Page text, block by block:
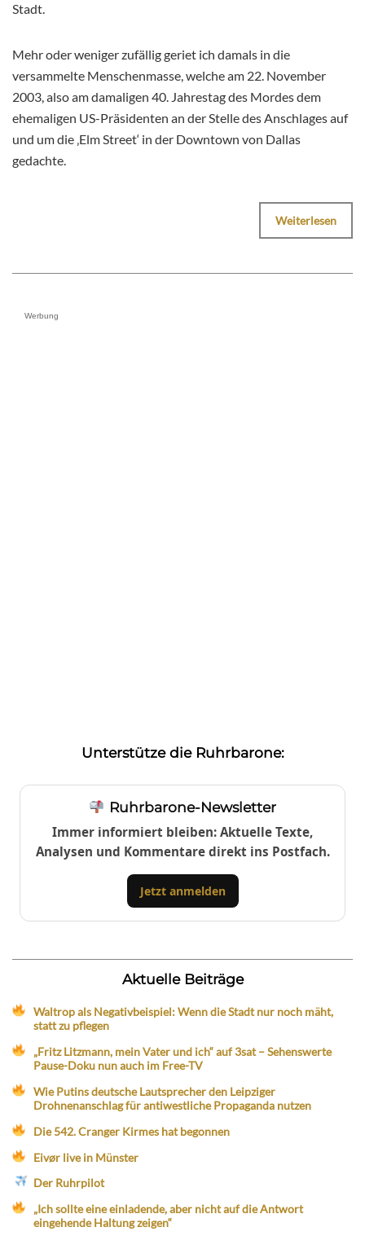
Stadt.
Mehr oder weniger zufällig geriet ich damals in die
versammelte Menschenmasse, welche am 22. November
2003, also am damaligen 40. Jahrestag des Mordes dem
ehemaligen US-Präsidenten an der Stelle des Anschlages auf
und um die ‚Elm Street‘ in der Downtown von Dallas
gedachte.
Weiterlesen
Werbung
Unterstütze die Ruhrbarone:
Ruhrbarone-Newsletter
Immer informiert bleiben: Aktuelle Texte,
Analysen und Kommentare direkt ins Postfach.
Jetzt anmelden
Aktuelle Beiträge
Waltrop als Negativbeispiel: Wenn die Stadt nur noch mäht,
statt zu pflegen
„Fritz Litzmann, mein Vater und ich“ auf 3sat – Sehenswerte
Pause-Doku nun auch im Free-TV
Wie Putins deutsche Lautsprecher den Leipziger
Drohnenanschlag für antiwestliche Propaganda nutzen
Die 542. Cranger Kirmes hat begonnen
Eivør live in Münster
Der Ruhrpilot
„Ich sollte eine einladende, aber nicht auf die Antwort
eingehende Haltung zeigen“